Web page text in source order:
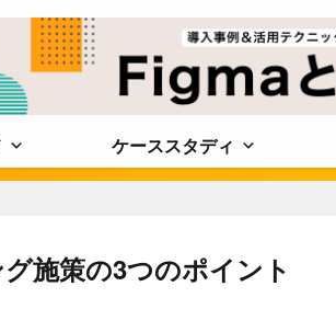
ケーススタディ
施策の3つのポイント